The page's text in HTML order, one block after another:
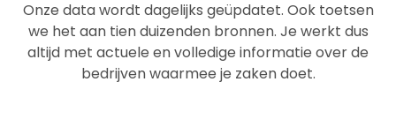
Onze data wordt dagelijks geüpdatet. Ook toetsen
we het aan tien duizenden bronnen. Je werkt dus
altijd met actuele en volledige informatie over de
bedrijven waarmee je zaken doet.